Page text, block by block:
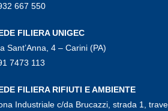
667 550
FILIERA UNIGEC
Sant’Anna, 4 – Carini (PA)
7473 113
FILIERA RIFIUTI E AMBIENTE
Industriale c/da Brucazzi, strada 1,